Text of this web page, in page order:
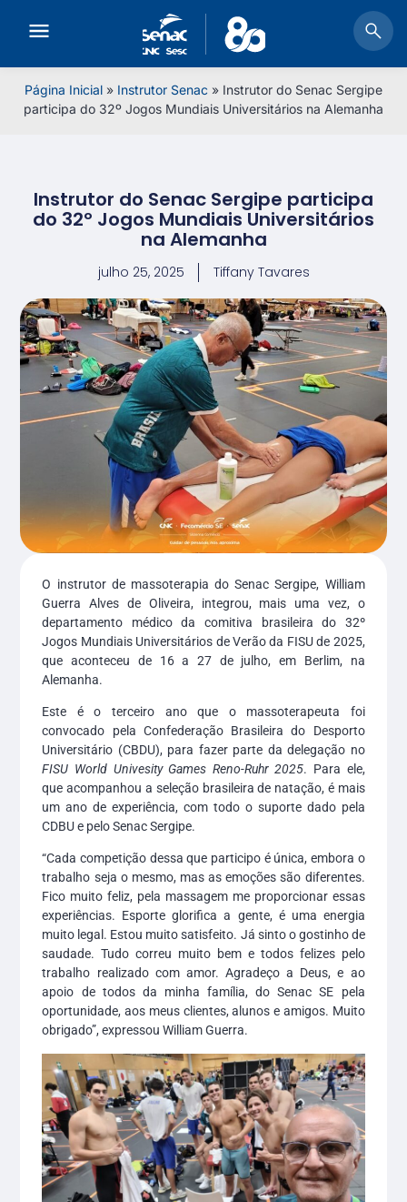
Página Inicial » Instrutor Senac » Instrutor do Senac Sergipe
participa do 32º Jogos Mundiais Universitários na Alemanha
Instrutor do Senac Sergipe participa
do 32º Jogos Mundiais Universitários
na Alemanha
julho 25, 2025 Tiffany Tavares
O instrutor de massoterapia do Senac Sergipe, William
Guerra Alves de Oliveira, integrou, mais uma vez, o
departamento médico da comitiva brasileira do 32º
Jogos Mundiais Universitários de Verão da FISU de 2025,
que aconteceu de 16 a 27 de julho, em Berlim, na
Alemanha.
Este é o terceiro ano que o massoterapeuta foi
convocado pela Confederação Brasileira do Desporto
Universitário (CBDU), para fazer parte da delegação no
FISU World Univesity Games Reno-Ruhr 2025. Para ele,
que acompanhou a seleção brasileira de natação, é mais
um ano de experiência, com todo o suporte dado pela
CDBU e pelo Senac Sergipe.
“Cada competição dessa que participo é única, embora o
trabalho seja o mesmo, mas as emoções são diferentes.
Fico muito feliz, pela massagem me proporcionar essas
experiências. Esporte glorifica a gente, é uma energia
muito legal. Estou muito satisfeito. Já sinto o gostinho de
saudade. Tudo correu muito bem e todos felizes pelo
trabalho realizado com amor. Agradeço a Deus, e ao
apoio de todos da minha família, do Senac SE pela
oportunidade, aos meus clientes, alunos e amigos. Muito
obrigado”, expressou William Guerra.